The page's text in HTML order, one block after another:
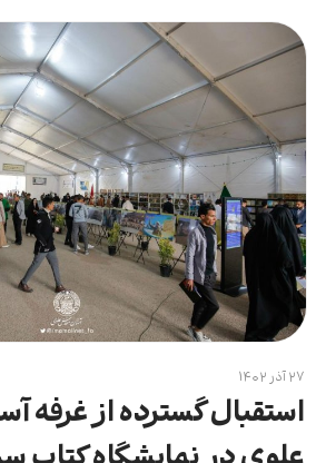
۲۷ آذر ۱۴۰۲
استقبال گسترده از غرفه